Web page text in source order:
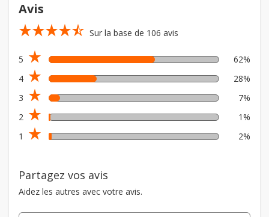
Avis
star_ratestar_ratestar_ratestar_ratestar_rate_half Sur la base de 106 avis
5 star_rate
62%
4 star_rate
28%
3 star_rate
7%
2 star_rate
1%
1
star_rate 2%
Partagez vos avis
Aidez les autres avec votre avis.